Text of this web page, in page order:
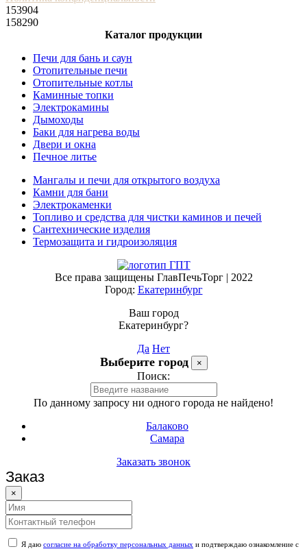
153904
158290
Каталог продукции
Печи для бань и саун
Отопительные печи
Отопительные котлы
Каминные топки
Электрокамины
Дымоходы
Баки для нагрева воды
Двери и окна
Печное литье
Мангалы и печи для открытого воздуха
Камни для бани
Электрокаменки
Топливо и средства для чистки каминов и печей
Сантехнические изделия
Термозащита и гидроизоляция
Все права защищены ГлавПечьТорг | 2022
Город: Екатеринбург
Ваш город
Екатеринбург?
Да Нет
Выберите город ×
Поиск:
По данному запросу ни одного города не найдено!
Балаково
Самара
Заказать звонок
Заказ
×
Я даю согласие на обработку персональных данных и подтверждаю ознакомление с